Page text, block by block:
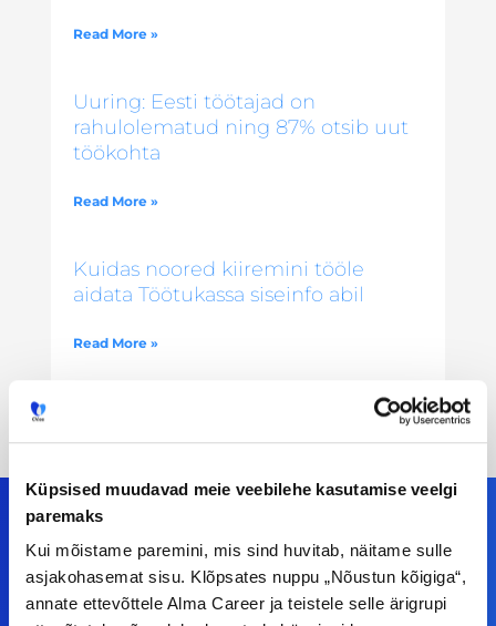
Küpsised muudavad meie veebilehe kasutamise veelgi
paremaks
Kui mõistame paremini, mis sind huvitab, näitame sulle
asjakohasemat sisu. Klõpsates nuppu „Nõustun kõigiga“,
annate ettevõttele Alma Career ja teistele selle ärigrupi
Read More »
Uuring: Eesti töötajad on
rahulolematud ning 87% otsib uut
töökohta
Read More »
Kuidas noored kiiremini tööle
aidata Töötukassa siseinfo abil
Read More »
Meiega leiad!